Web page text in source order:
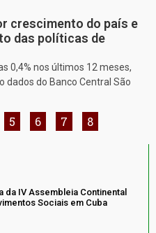
crescimento do país e
das políticas de
0,4% nos últimos 12 meses,
dados do Banco Central São
5 6 7 8
da IV Assembleia Continental
Sociais em Cuba